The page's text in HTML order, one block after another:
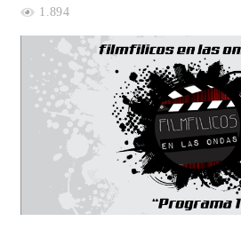
1.894